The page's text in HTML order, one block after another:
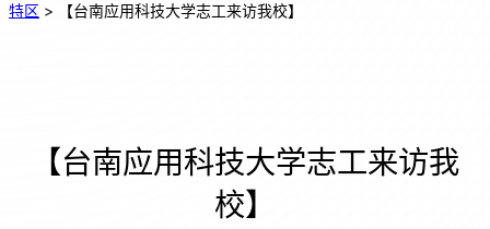
特区 > 【台南应用科技大学志工来访我校】
【台南应用科技大学志工来访我
校】